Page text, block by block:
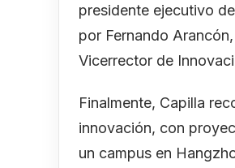
presidente ejecutivo
por Fernando
Vicerrector de
Finalmente, Capilla
innovación, con
un campus en